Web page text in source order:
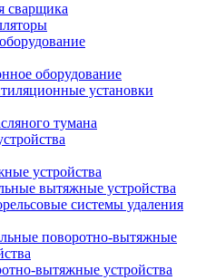
сварщика
оборудование
установки
тумана
устройства
вытяжные устройства
системы удаления
поворотно-вытяжные
вытяжные устройства